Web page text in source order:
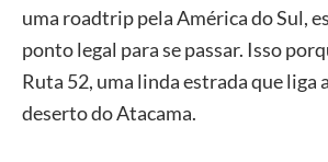
uma roadtrip pela América do Sul,
ponto legal para se passar. Isso
Ruta 52, uma linda estrada que liga
deserto do Atacama.